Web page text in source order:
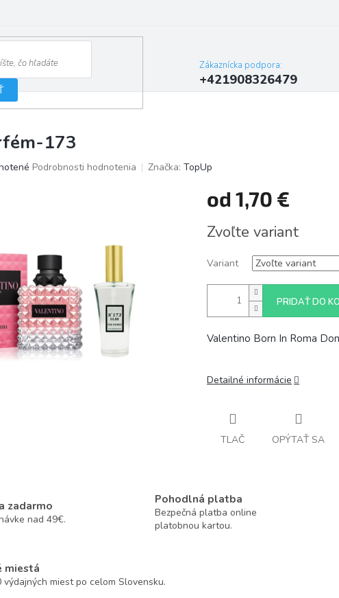
Zákaznícka podpora:
+421908326479
173
Podrobnosti hodnotenia Značka: TopUp
od 1,70 €
cena:
Zvoľte variant
Variant
PRIDAŤ DO
Valentino Born In Roma
Detailné informácie
TLAČ OPÝTAŤ SA
zadarmo
nad 49€.
Pohodlná platba
Bezpečná platba online
platobnou kartou.
miestá
výdajných miest po celom Slovensku.